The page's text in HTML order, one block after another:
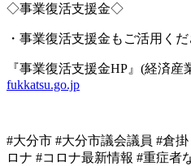
◇事業復活支援金◇
・事業復活支援金もご活用くだ
『事業復活支援金HP 』 (経済産
fukkatsu.go.jp
#大分市 #大分市議会議員 #倉
ロナ #コロナ最新情報 #重症者